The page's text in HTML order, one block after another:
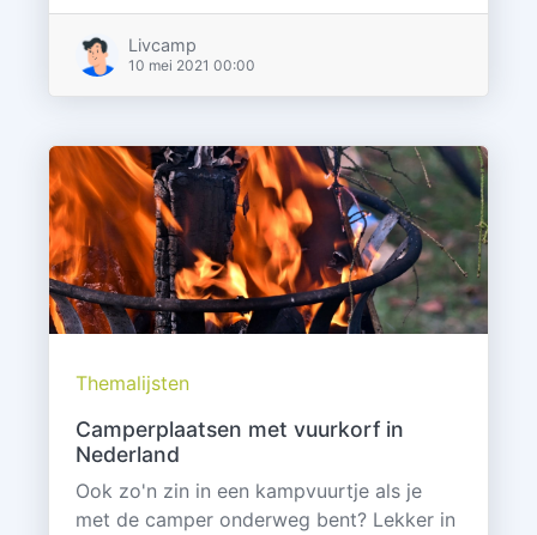
Livcamp
10 mei 2021 00:00
Themalijsten
Camperplaatsen met vuurkorf in
Nederland
Ook zo'n zin in een kampvuurtje als je
met de camper onderweg bent? Lekker in